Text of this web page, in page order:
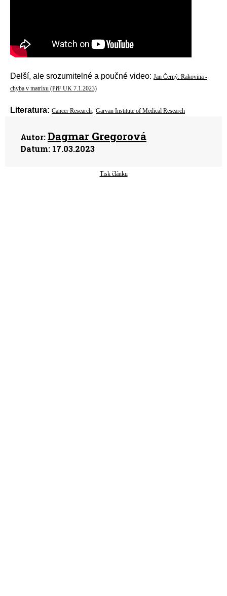
Delší, ale srozumitelné a poučné video: Jan Černý: Rakovina -
chyba v matrixu (PřF UK 7.1.2023)
Literatura: Cancer Research, Garvan Institute of Medical Research
Autor:Dagmar Gregorová
Datum: 17.03.2023
Tisk článku